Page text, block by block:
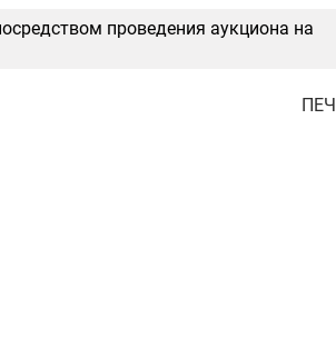
проведения аукциона на